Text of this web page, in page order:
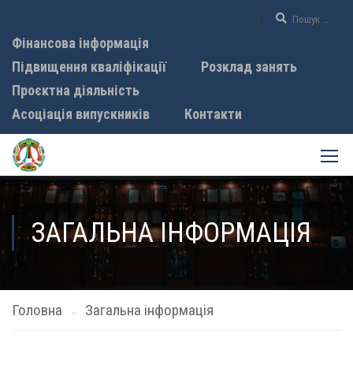
Фінансова інформація
Підвищення кваліфікації
Розклад занять
Проєктна діяльність
Асоціація випускників
Контакти
ЗАГАЛЬНА ІНФОРМАЦІЯ
Головна Загальна інформація